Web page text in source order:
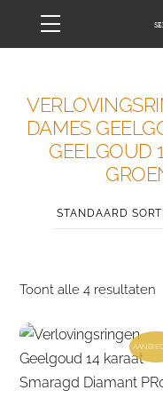
Menu
DAMES
GEELGOUD
Toont alle 4 resultaten